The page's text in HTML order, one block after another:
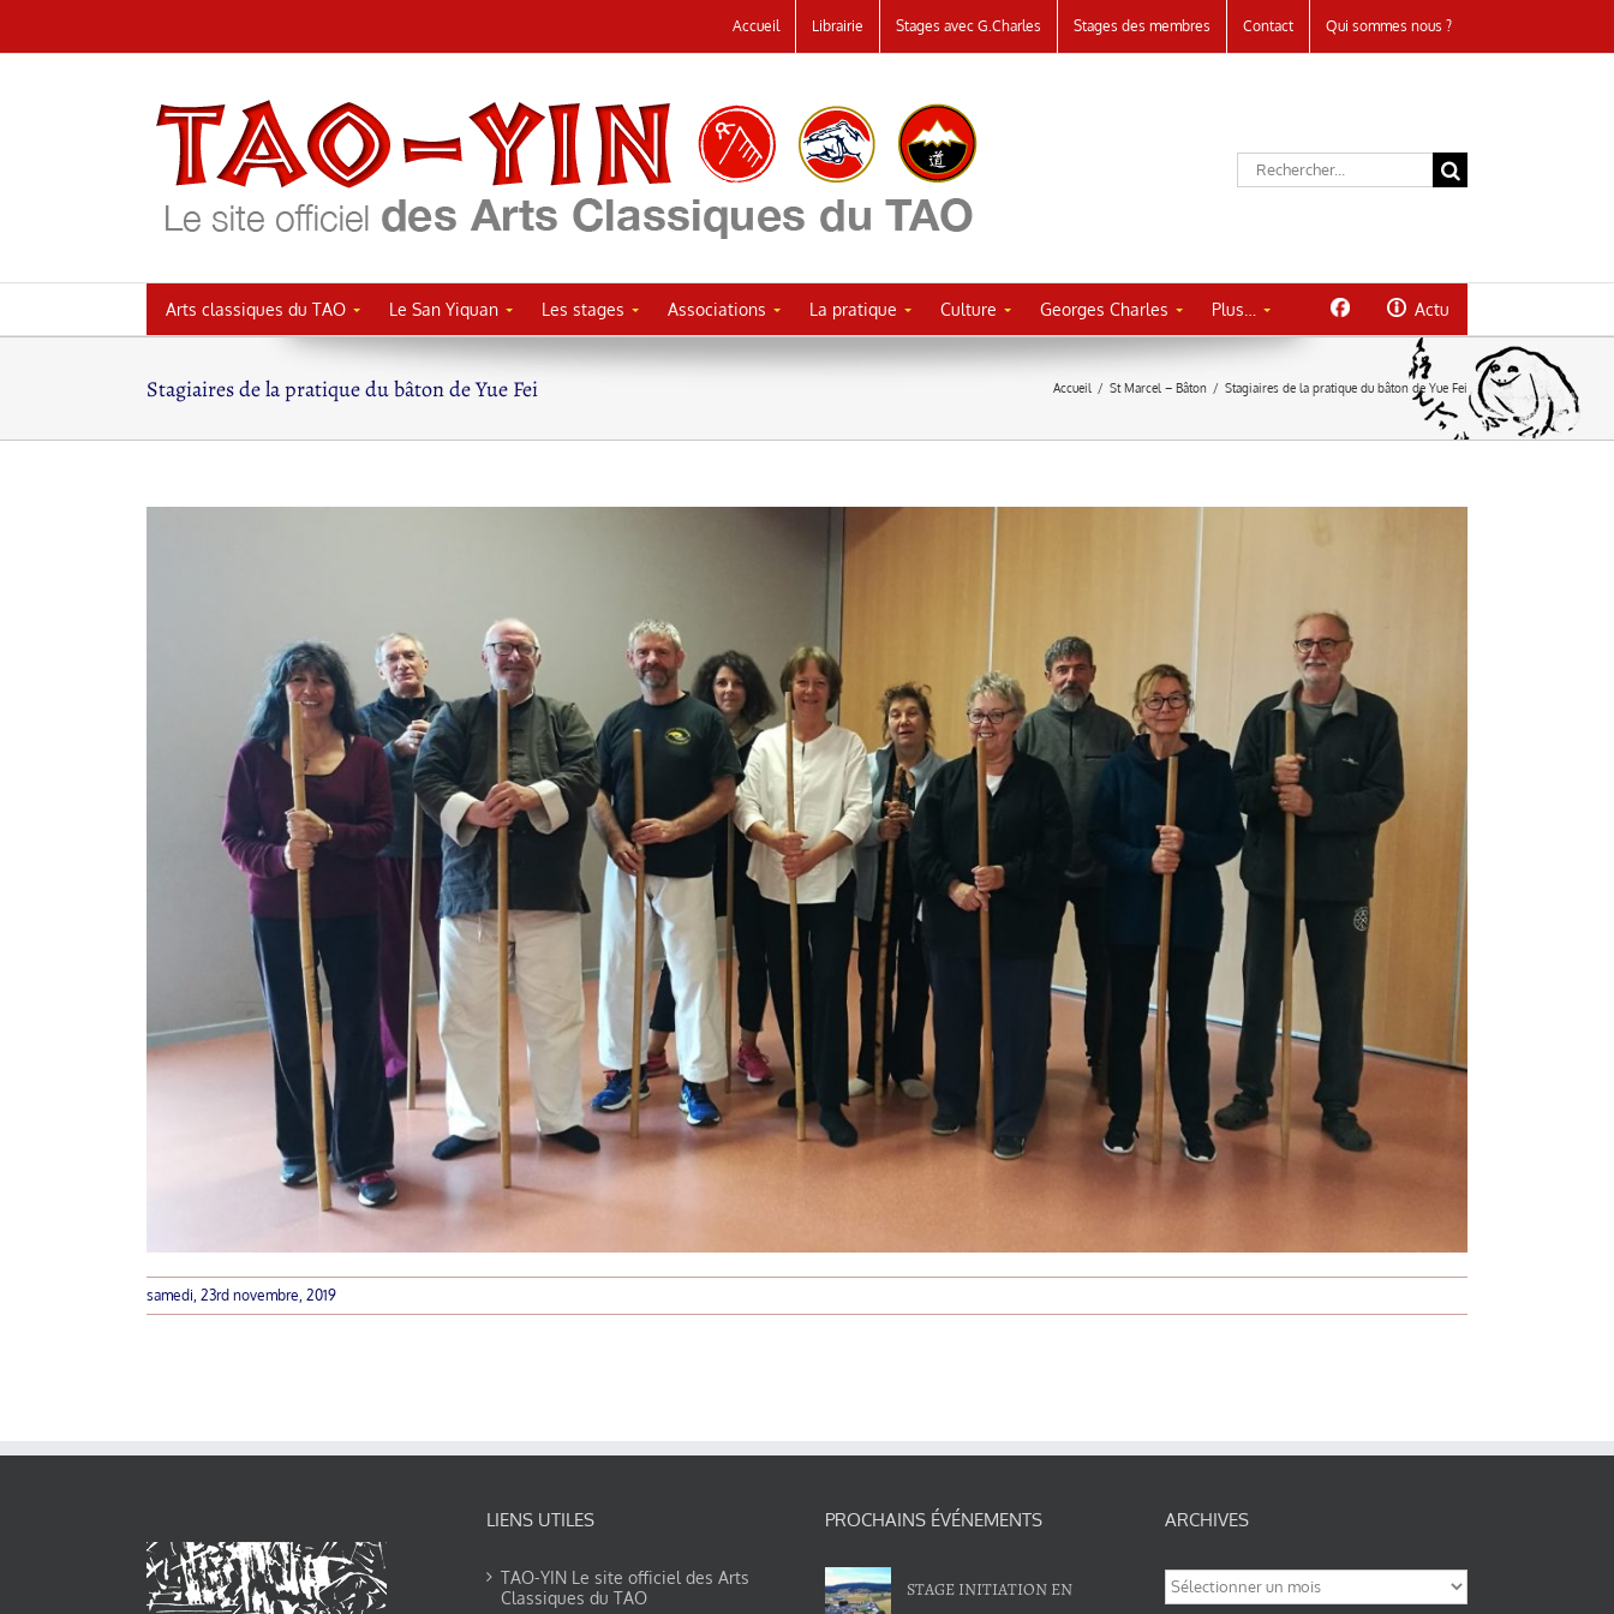
au
Accueil Librairie Stages avec G.Charles Stages des membres Contact Qui sommes nous ?
Rechercher:
Arts classiques du TAO Le San Yiquan Les stages Associations La pratique Culture Georges Charles Plus… Actu
Stagiaires de la pratique du bâton de Yue Fei Accueil / St Marcel – Bâton / Stagiaires de la pratique du bâton de Yue Fei
samedi, 23rd novembre, 2019
LIENS UTILES
TAO-YIN Le site officiel des Arts
Classiques du TAO
PROCHAINS ÉVÉNEMENTS
STAGE INITIATION EN
ARCHIVES
Archives